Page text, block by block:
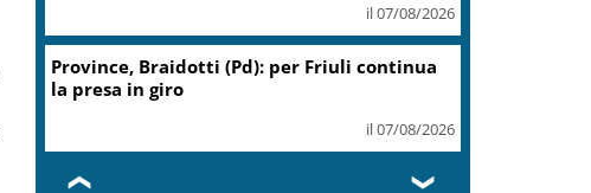
il 07/08/2026
Province, Braidotti (Pd): per Friuli continua
la presa in giro
il 07/08/2026
❮ ❯